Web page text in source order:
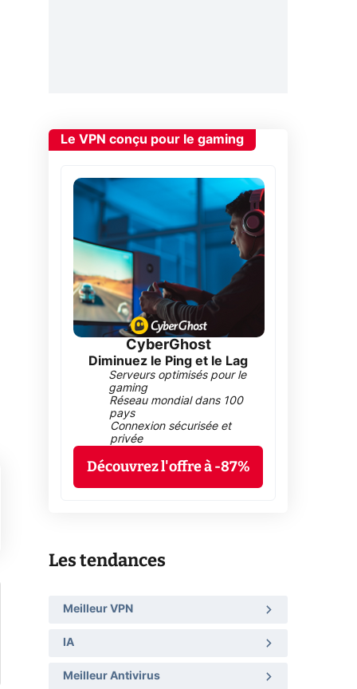
Le VPN conçu pour le gaming
CyberGhost
Diminuez le Ping et le Lag
Serveurs optimisés pour le
gaming
Réseau mondial dans 100
pays
Connexion sécurisée et
privée
Découvrez l'offre à -87%
Les tendances
Meilleur VPN
IA
Meilleur Antivirus